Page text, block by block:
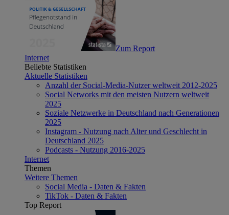
Zum Report
Internet
Beliebte Statistiken
Aktuelle Statistiken
Anzahl der Social-Media-Nutzer weltweit 2012-2025
Social Networks mit den meisten Nutzern weltweit
2025
Soziale Netzwerke in Deutschland nach Generationen
2025
Instagram - Nutzung nach Alter und Geschlecht in
Deutschland 2025
Podcasts - Nutzung 2016-2025
Internet
Themen
Weitere Themen
Social Media - Daten & Fakten
TikTok - Daten & Fakten
Top Report